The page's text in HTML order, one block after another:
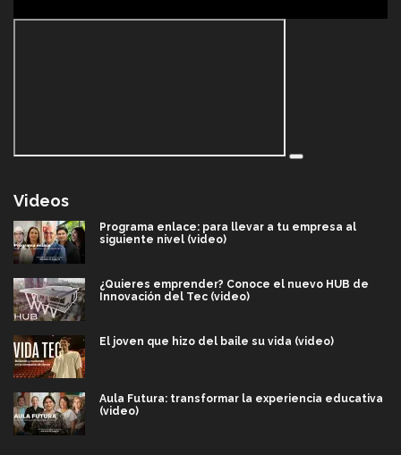
Videos
Programa enlace: para llevar a tu empresa al
siguiente nivel (video)
¿Quieres emprender? Conoce el nuevo HUB de
Innovación del Tec (video)
El joven que hizo del baile su vida (video)
Aula Futura: transformar la experiencia educativa
(video)